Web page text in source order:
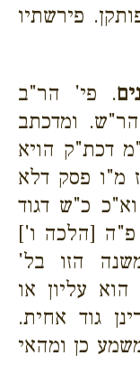
פירשתיו
. פי' הר"ב
הר"ש. ומדכתב
דכת"ק הויא
מ"ו פסק דלא
כ"ש דגוד
פ"ה [הלכה ו']
הזו בל'
עליון או
גוד אחית.
כן ומהאי